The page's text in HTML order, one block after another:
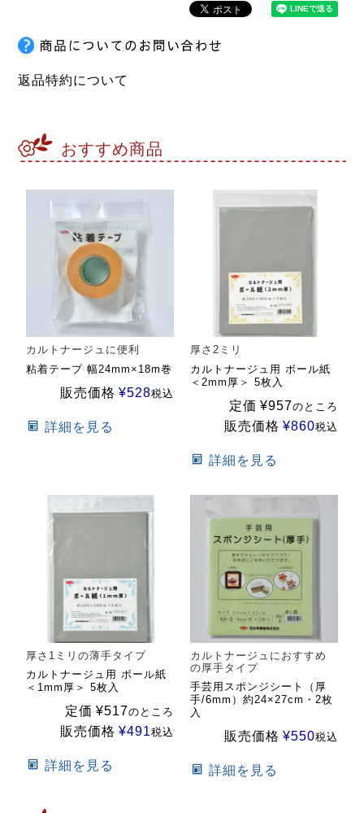
返品特約について
おすすめ商品
カルトナージュに便利
粘着テープ 幅24mm×18m巻
販売価格 ¥528税込
詳細を見る
厚さ2ミリ
カルトナージュ用 ボール紙
＜2mm厚＞ 5枚入
定価 ¥957のところ
販売価格 ¥860税込
詳細を見る
厚さ1ミリの薄手タイプ
カルトナージュ用 ボール紙
＜1mm厚＞ 5枚入
定価 ¥517のところ
販売価格 ¥491税込
詳細を見る
カルトナージュにおすすめ
の厚手タイプ
手芸用スポンジシート（厚
手/6mm）約24×27cm・2枚
入
販売価格 ¥550税込
詳細を見る